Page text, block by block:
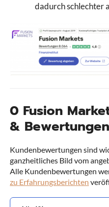
Wähle Broker Aus
dadurch schlechter
0 Fusion
&
Kundenbewertungen sind
ganzheitliches Bild vom
Alle Kundenbewertungen
zu Erfahrungsberichten